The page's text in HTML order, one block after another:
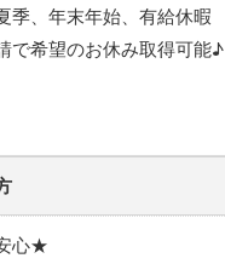
季、年末年始、有給休暇
で希望のお休み取得可能♪
心★